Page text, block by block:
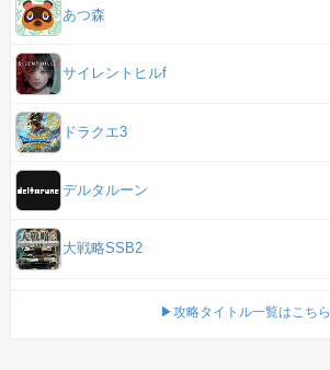
あつ森
サイレントヒルf
ドラクエ3
デルタルーン
大戦略SSB2
▶攻略タイトル一覧はこちら